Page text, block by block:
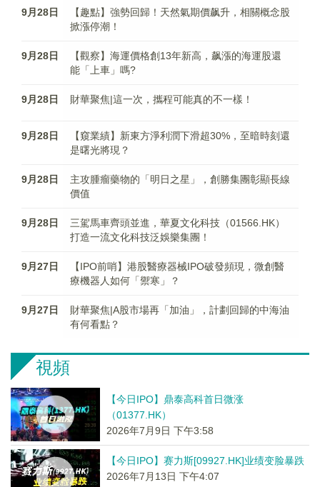
9月28日
【趣點】強勢回歸！天然氣期價飙升，相關概念股
掀漲停潮！
9月28日
【觀察】海運價格創13年新高，飙漲的海運股還
能「上車」嗎?
9月28日 財華聚焦|這一次，攜程可能真的不一樣！
9月28日
【窺業績】新東方淨利潤下滑超30%，至暗時刻還
是曙光將現？
9月28日
主攻腫瘤藥物的「明日之星」，創勝集團彰顯長線
價值
9月28日
三駕馬車齊頭並進，華夏文化科技（01566.HK）
打造一流文化科技泛娛樂集團！
9月27日
【IPO前哨】港股醫療器械IPO破發頻現，微創醫
療機器人如何「禦寒」？
9月27日
財華聚焦|A股市場再「加油」，計劃回歸的中海油
有何看點？
視頻
【今日IPO】鼎泰高科首日微涨
（01377.HK）
2026年7月9日 下午3:58
【今日IPO】赛力斯[09927.HK]业绩变脸暴跌
2026年7月13日 下午4:07